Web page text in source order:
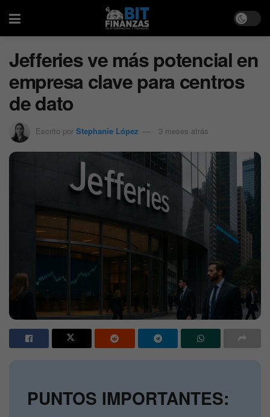
Jefferies ve más potencial en
empresa clave para centros
de dato
Escrito por Stephanie López 3 meses atrás
PUNTOS IMPORTANTES: